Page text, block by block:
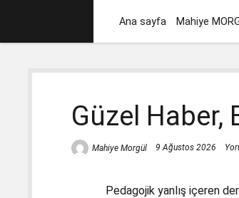
Ana sayfa Mahiye
Güzel Haber,
Mahiye Morgül 9 Ağustos 2026
Pedagojik yanlış içeren ders